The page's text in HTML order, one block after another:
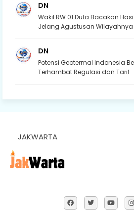
DN
Wakil RW 01 Duta Bacakan
Jelang Agustusan Wilayahnya
DN
Potensi Geotermal Indonesia
Terhambat Regulasi dan Tarif
JAKWARTA